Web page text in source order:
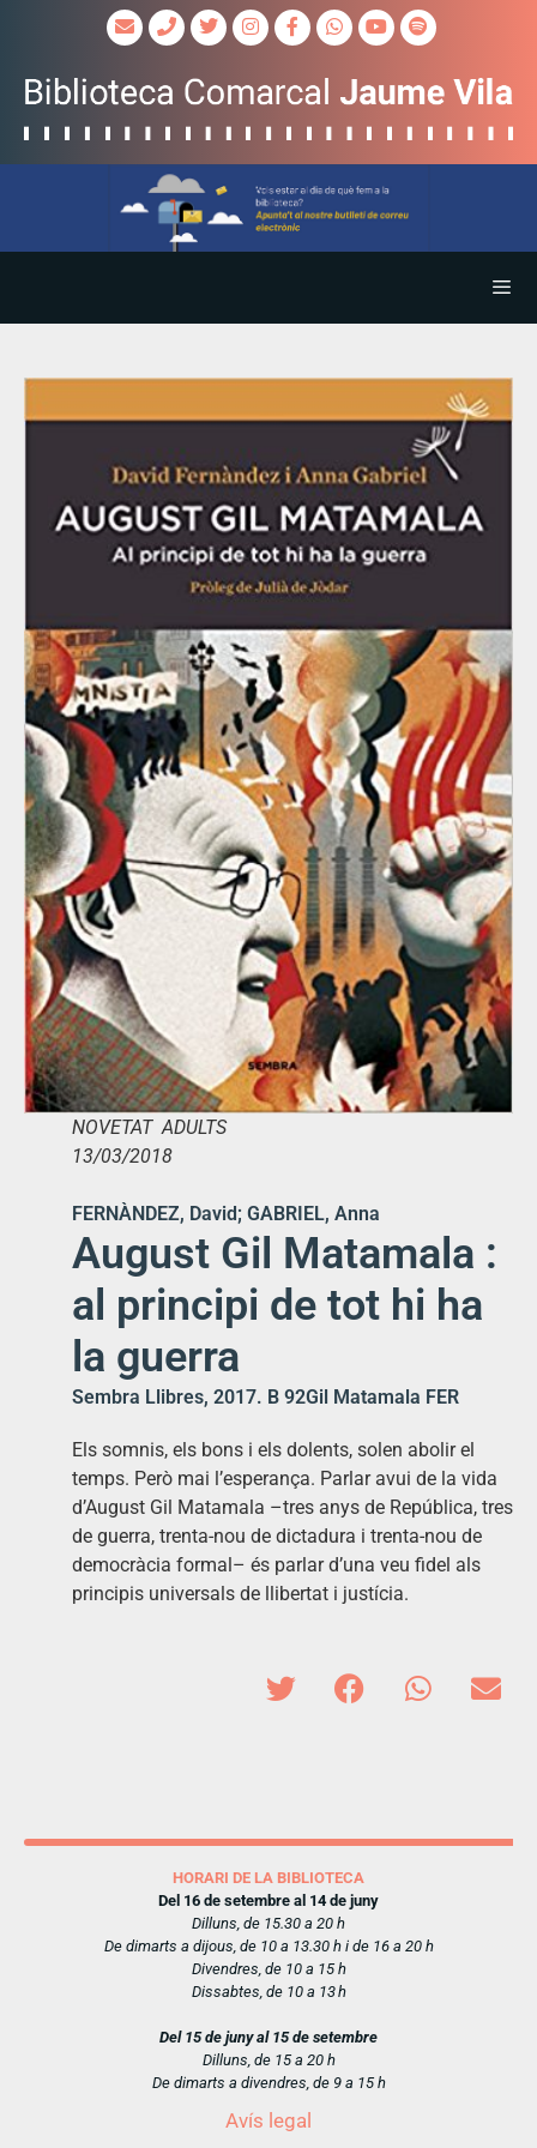
NOVETAT ADULTS
13/03/2018
FERNÀNDEZ, David; GABRIEL, Anna
August Gil Matamala :
al principi de tot hi ha
la guerra
Sembra Llibres, 2017. B 92Gil Matamala FER
Els somnis, els bons i els dolents, solen abolir el
temps. Però mai l’esperança. Parlar avui de la vida
d’August Gil Matamala –tres anys de República, tres
de guerra, trenta-nou de dictadura i trenta-nou de
democràcia formal– és parlar d’una veu fidel als
principis universals de llibertat i justícia.
HORARI DE LA BIBLIOTECA
Del 16 de setembre al 14 de juny
Dilluns, de 15.30 a 20 h
De dimarts a dijous, de 10 a 13.30 h i de 16 a 20 h
Divendres, de 10 a 15 h
Dissabtes, de 10 a 13 h
Del 15 de juny al 15 de setembre
Dilluns, de 15 a 20 h
De dimarts a divendres, de 9 a 15 h
Avís legal